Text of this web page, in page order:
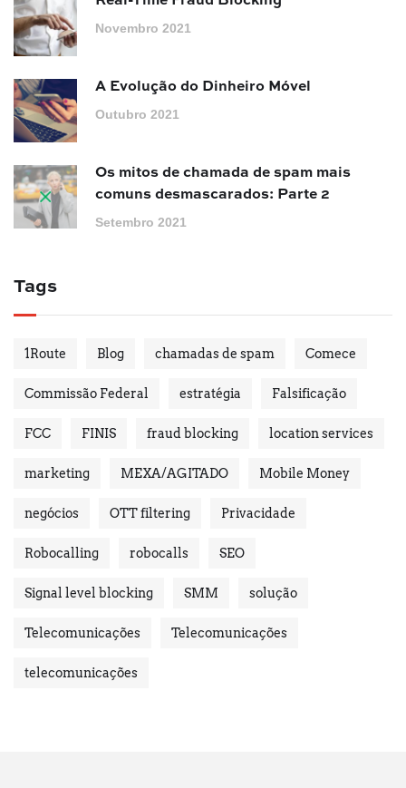
Novembro 2021
A Evolução do Dinheiro Móvel
Outubro 2021
Os mitos de chamada de spam mais
comuns desmascarados: Parte 2
Setembro 2021
Tags
1Route Blog chamadas de spam Comece
Commissão Federal estratégia Falsificação
FCC FINIS fraud blocking location services
marketing MEXA/AGITADO Mobile Money
negócios OTT filtering Privacidade
Robocalling robocalls SEO
Signal level blocking SMM solução
Telecomunicações Telecomunicações
telecomunicações